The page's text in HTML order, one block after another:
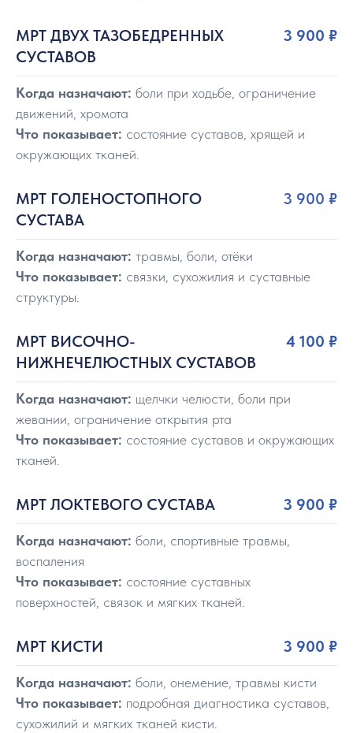
МРТ ДВУХ ТАЗОБЕДРЕННЫХ
СУСТАВОВ
3 900 ₽
Когда назначают: боли при ходьбе, ограничение
движений, хромота
Что показывает: состояние суставов, хрящей и
окружающих тканей.
МРТ ГОЛЕНОСТОПНОГО
СУСТАВА
3 900 ₽
Когда назначают: травмы, боли, отёки
Что показывает: связки, сухожилия и суставные
структуры.
МРТ ВИСОЧНО-
НИЖНЕЧЕЛЮСТНЫХ СУСТАВОВ
4 100 ₽
Когда назначают: щелчки челюсти, боли при
жевании, ограничение открытия рта
Что показывает: состояние суставов и окружающих
тканей.
МРТ ЛОКТЕВОГО СУСТАВА 3 900 ₽
Когда назначают: боли, спортивные травмы,
воспаления
Что показывает: состояние суставных
поверхностей, связок и мягких тканей.
МРТ КИСТИ 3 900 ₽
Когда назначают: боли, онемение, травмы кисти
Что показывает: подробная диагностика суставов,
сухожилий и мягких тканей кисти.